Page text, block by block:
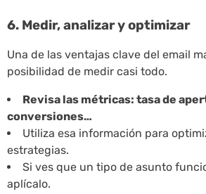
6. Medir, analizar y optimizar
Una de las ventajas clave del email
posibilidad de medir casi todo.
Revisa las métricas: tasa de
conversiones…
Utiliza esa información para
estrategias.
Si ves que un tipo de asunto
aplícalo.